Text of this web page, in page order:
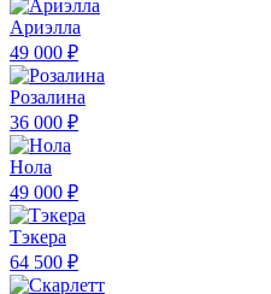
Ариэлла
49 000 ₽
Розалина
36 000 ₽
Нола
49 000 ₽
Тэкера
64 500 ₽